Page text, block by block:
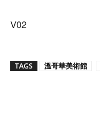
V02
TAGS 溫哥華美術館